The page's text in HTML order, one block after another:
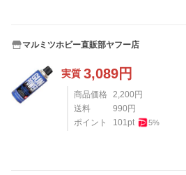
マルミツホビー直販部ヤフー店
実質 3,089円
商品価格 2,200 円
送料
990 円
ポイント
101pt 5%